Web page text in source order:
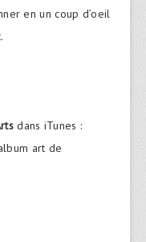
en un coup d’oeil
dans iTunes :
art de